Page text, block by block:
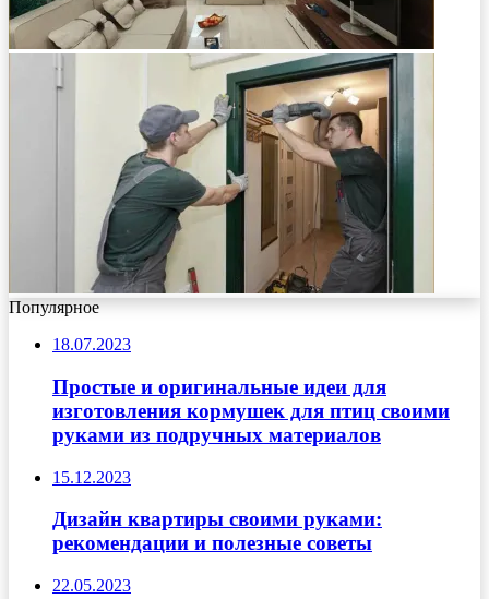
Популярное
18.07.2023
Простые и оригинальные идеи для
изготовления кормушек для птиц своими
руками из подручных материалов
15.12.2023
Дизайн квартиры своими руками:
рекомендации и полезные советы
22.05.2023